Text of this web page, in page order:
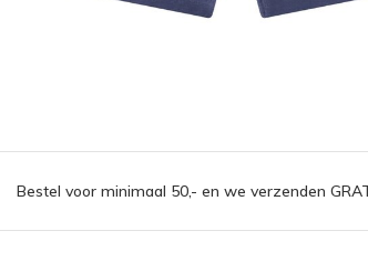
Bestel voor minimaal 50,- en we verzenden